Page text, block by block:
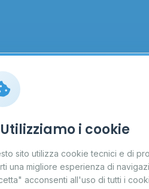
Contatti
Utilizziamo i cookie
sito utilizza cookie tecnici e di
una migliore esperienza di
acconsenti all'uso di tutti i